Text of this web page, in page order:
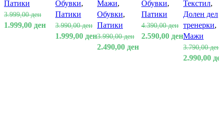
Патики
3.999,00ден
1.999,00 ден
Обувки,
Патики
3.990,00ден
1.999,00 ден
Мажи,
Обувки,
Патики
3.990,00ден
2.490,00 ден
Обувки,
Патики
4.390,00ден
2.590,00 ден
Текстил,
Долен дел
тренерки,
Мажи
3.790,00ден
2.990,00